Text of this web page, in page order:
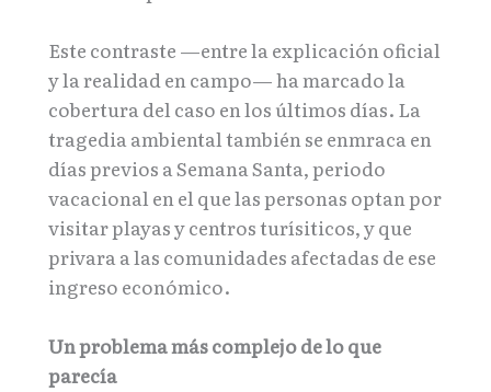
Este contraste —entre la explicación oficial
y la realidad en campo— ha marcado la
cobertura del caso en los últimos días. La
tragedia ambiental también se enmraca en
días previos a Semana Santa, periodo
vacacional en el que las personas optan por
visitar playas y centros turísiticos, y que
privara a las comunidades afectadas de ese
ingreso económico.
Un problema más complejo de lo que
parecía